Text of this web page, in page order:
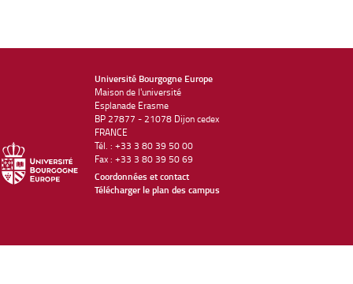
Université Bourgogne Europe
Maison de l'université
Esplanade Erasme
BP 27877 - 21078 Dijon cedex
FRANCE
Tél. : +33 3 80 39 50 00
Fax : +33 3 80 39 50 69
Coordonnées et contact
Télécharger le plan des campus